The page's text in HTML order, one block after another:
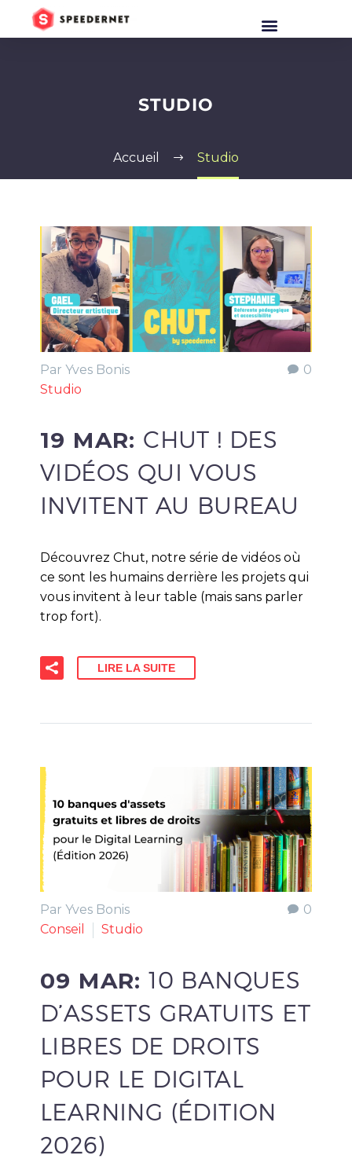
STUDIO
Accueil Studio
0
Par Yves Bonis
Studio
19 MAR: CHUT ! DES
VIDÉOS QUI VOUS
INVITENT AU BUREAU
Découvrez Chut, notre série de vidéos où
ce sont les humains derrière les projets qui
vous invitent à leur table (mais sans parler
trop fort).
LIRE LA SUITE
0
Par Yves Bonis
Conseil
Studio
09 MAR:10 BANQUES
D’ASSETS GRATUITS ET
LIBRES DE DROITS
POUR LE DIGITAL
LEARNING (ÉDITION
2026)